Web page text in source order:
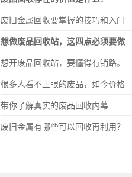
废旧金属回收要掌握的技巧和入门
想做废品回收站，这四点必须要做
想开废品回收站，要懂得有销路。
很多人看不上眼的废品，如今价格
带你了解真实的废品回收内幕
废旧金属有哪些可以回收再利用？